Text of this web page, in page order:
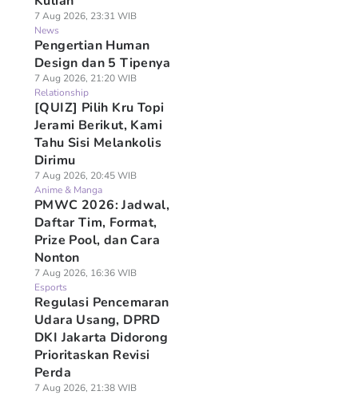
7 Aug 2026, 23:31 WIB
News
Pengertian Human
Design dan 5 Tipenya
7 Aug 2026, 21:20 WIB
Relationship
[QUIZ] Pilih Kru Topi
Jerami Berikut, Kami
Tahu Sisi Melankolis
Dirimu
7 Aug 2026, 20:45 WIB
Anime & Manga
PMWC 2026: Jadwal,
Daftar Tim, Format,
Prize Pool, dan Cara
Nonton
7 Aug 2026, 16:36 WIB
Esports
Regulasi Pencemaran
Udara Usang, DPRD
DKI Jakarta Didorong
Prioritaskan Revisi
Perda
7 Aug 2026, 21:38 WIB